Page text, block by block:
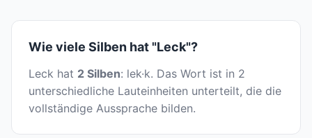
Wie viele Silben hat "Leck"?
Leck hat 2 Silben: lek·k. Das Wort ist in 2
unterschiedliche Lauteinheiten unterteilt, die die
vollständige Aussprache bilden.